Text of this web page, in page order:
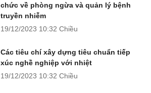
chức về phòng ngừa và quản lý bệnh
truyền nhiễm
19/12/2023 10:32 Chiều
Các tiêu chí xây dựng tiêu chuẩn tiếp
xúc nghề nghiệp với nhiệt
19/12/2023 10:32 Chiều